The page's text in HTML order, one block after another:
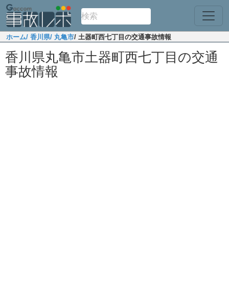
ホーム/ 香川県/ 丸亀市/ 土器町西七丁目の交通事故情報
香川県丸亀市土器町西七丁目の交通
事故情報